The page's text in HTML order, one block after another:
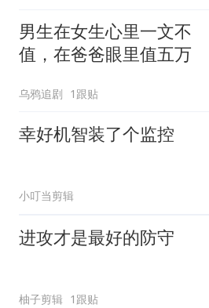
男生在女生心里一文不
值，在爸爸眼里值五万
乌鸦追剧 1跟贴
幸好机智装了个监控
小叮当剪辑
进攻才是最好的防守
柚子剪辑 1跟贴